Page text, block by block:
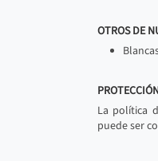
OTROS DE
La política
puede ser